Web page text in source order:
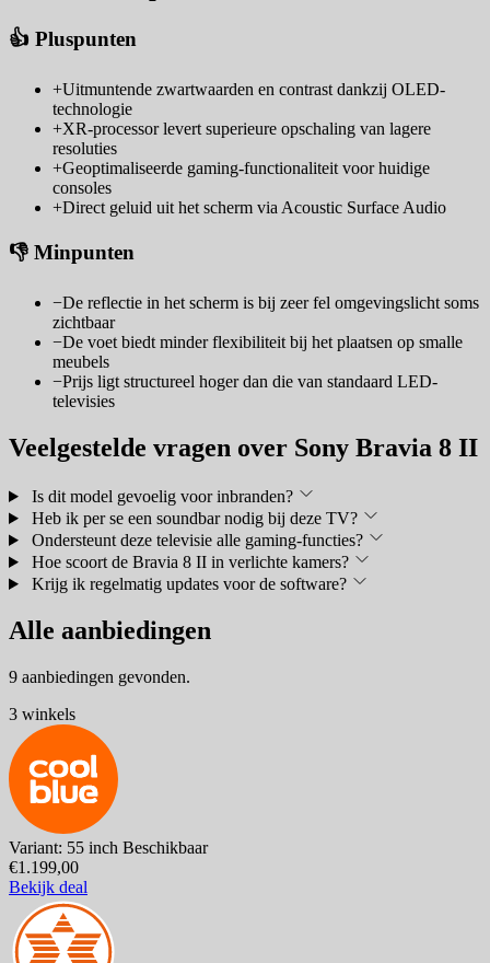
👍 Pluspunten
+Uitmuntende zwartwaarden en contrast dankzij OLED-
technologie
+XR-processor levert superieure opschaling van lagere
resoluties
+Geoptimaliseerde gaming-functionaliteit voor huidige
consoles
+Direct geluid uit het scherm via Acoustic Surface Audio
👎 Minpunten
−De reflectie in het scherm is bij zeer fel omgevingslicht soms
zichtbaar
−De voet biedt minder flexibiliteit bij het plaatsen op smalle
meubels
−Prijs ligt structureel hoger dan die van standaard LED-
televisies
Veelgestelde vragen over Sony Bravia 8 II
Is dit model gevoelig voor inbranden?
Heb ik per se een soundbar nodig bij deze TV?
Ondersteunt deze televisie alle gaming-functies?
Hoe scoort de Bravia 8 II in verlichte kamers?
Krijg ik regelmatig updates voor de software?
Alle aanbiedingen
9 aanbiedingen gevonden.
3 winkels
Variant: 55 inch Beschikbaar
€1.199,00
Bekijk deal